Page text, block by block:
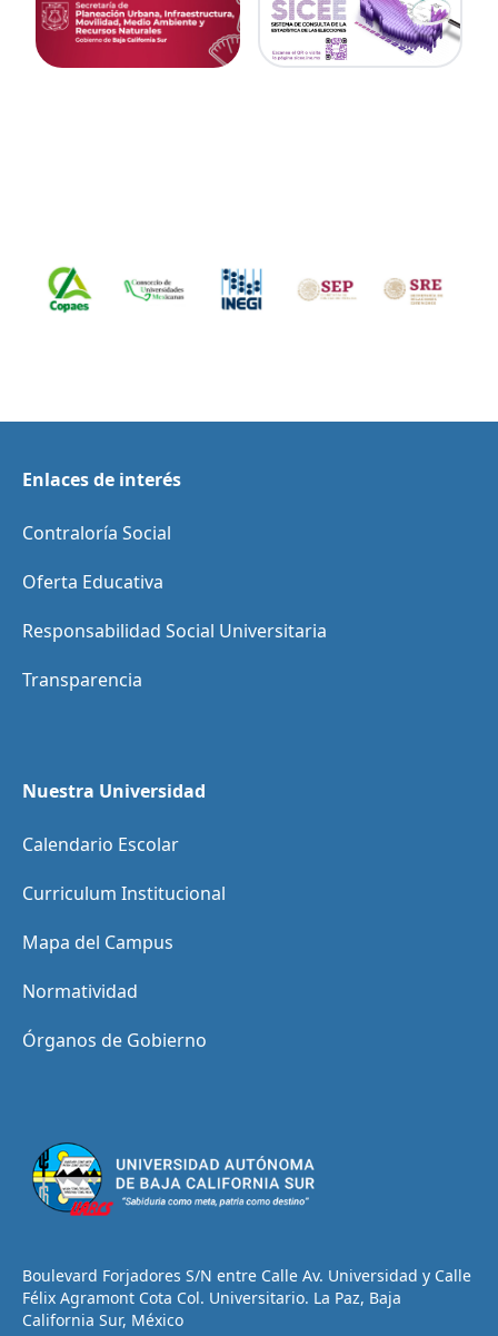
Enlaces de interés
Contraloría Social
Oferta Educativa
Responsabilidad Social Universitaria
Transparencia
Nuestra Universidad
Calendario Escolar
Curriculum Institucional
Mapa del Campus
Normatividad
Órganos de Gobierno
Boulevard Forjadores S/N entre Calle Av. Universidad y Calle
Félix Agramont Cota Col. Universitario. La Paz, Baja
California Sur, México